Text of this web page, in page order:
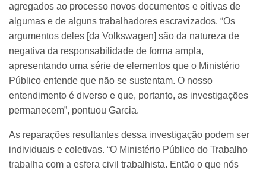
agregados ao processo novos documentos e oitivas de
algumas e de alguns trabalhadores escravizados. “Os
argumentos deles [da Volkswagen] são da natureza de
negativa da responsabilidade de forma ampla,
apresentando uma série de elementos que o Ministério
Público entende que não se sustentam. O nosso
entendimento é diverso e que, portanto, as investigações
permanecem”, pontuou Garcia.
As reparações resultantes dessa investigação podem ser
individuais e coletivas. “O Ministério Público do Trabalho
trabalha com a esfera civil trabalhista. Então o que nós